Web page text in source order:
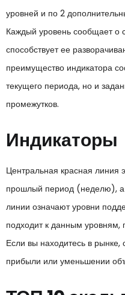
уровней и по 2
Каждый уровень сообщает о
способствует ее
преимущество индикатора
текущего периода, но и
промежутков.
Индикаторы
Центральная красная линия
прошлый период (неделю),
линии означают уровни
подходит к данным уровням,
Если вы находитесь в рынке,
прибыли или уменьшении